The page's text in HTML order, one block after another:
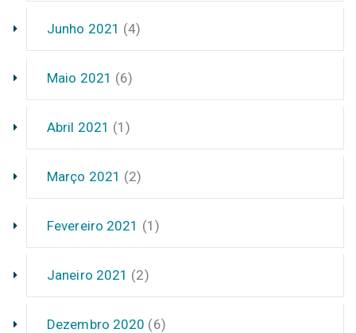
Junho 2021 (4)
Maio 2021 (6)
Abril 2021 (1)
Março 2021 (2)
Fevereiro 2021 (1)
Janeiro 2021 (2)
Dezembro 2020 (6)